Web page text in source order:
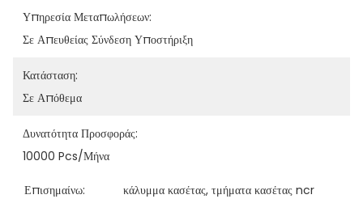
Υπηρεσία Μεταπωλήσεων:
Σε Απευθείας Σύνδεση Υποστήριξη
Κατάσταση:
Σε Απόθεμα
Δυνατότητα Προσφοράς:
10000 Pcs/μήνα
Επισημαίνω: κάλυμμα κασέτας, τμήματα κασέτας ncr